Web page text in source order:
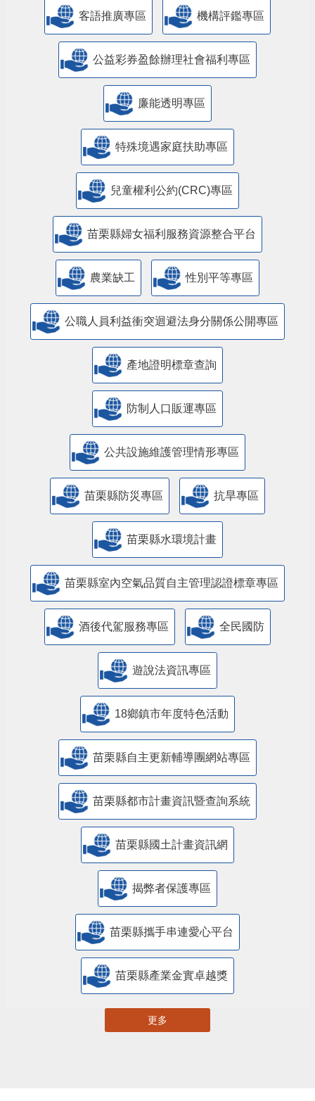
客語推廣專區 機構評鑑專區
公益彩券盈餘辦理社會福利專區
廉能透明專區
特殊境遇家庭扶助專區
兒童權利公約(CRC)專區
苗栗縣婦女福利服務資源整合平台
農業缺工 性別平等專區
公職人員利益衝突迴避法身分關係公開專區
產地證明標章查詢
防制人口販運專區
​公共設施維護管理情形專區
苗栗縣防災專區 抗旱專區
苗栗縣水環境計畫
苗栗縣室內空氣品質自主管理認證標章專區
酒後代駕服務專區 全民國防
遊說法資訊專區
18鄉鎮市年度特色活動
苗栗縣自主更新輔導團網站專區
苗栗縣都市計畫資訊暨查詢系統
苗栗縣國土計畫資訊網
揭弊者保護專區
苗栗縣攜手串連愛心平台
苗栗縣產業金實卓越獎
更多